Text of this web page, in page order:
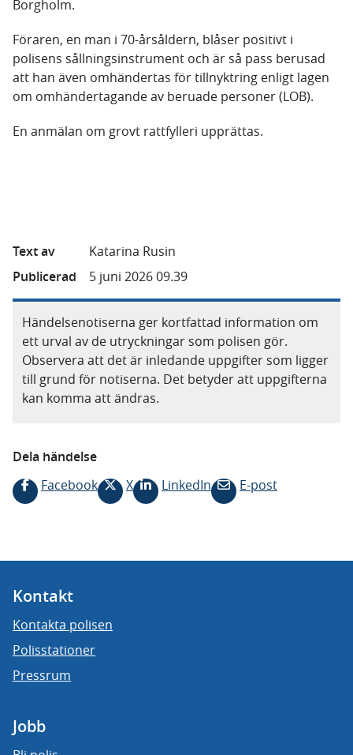
Borgholm.
Föraren, en man i 70-årsåldern, blåser positivt i
polisens sållningsinstrument och är så pass berusad
att han även omhändertas för tillnyktring enligt lagen
om omhändertagande av beruade personer (LOB).
En anmälan om grovt rattfylleri upprättas.
Text av
Katarina Rusin
Publicerad
5 juni 2026 09.39
Händelsenotiserna ger kortfattad information om
ett urval av de utryckningar som polisen gör.
Observera att det är inledande uppgifter som ligger
till grund för notiserna. Det betyder att uppgifterna
kan komma att ändras.
Dela händelse
Facebook
X LinkedIn E-post
Kontakt
Kontakta polisen
Polisstationer
Pressrum
Jobb